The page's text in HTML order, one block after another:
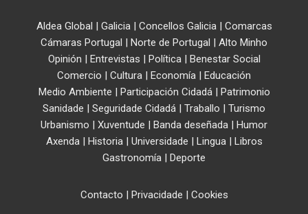
Aldea Global | Galicia| Concellos Galicia| Comarcas
Cámaras Portugal | Norte de Portugal | Alto Minho
Opinión | Entrevistas | Política| Benestar Social
Comercio | Cultura | Economía | Educación
Medio Ambiente | Participación Cidadá| Patrimonio
Sanidade | Seguridade Cidadá | Traballo | Turismo
Urbanismo | Xuventude | Banda deseñada | Humor
Axenda| Historia| Universidade | Lingua| Libros
Gastronomía | Deporte
Contacto | Privacidade | Cookies